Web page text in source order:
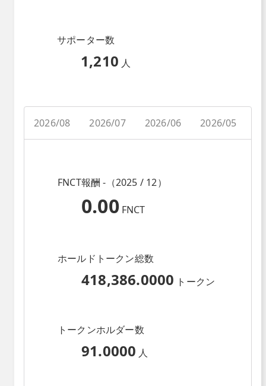
サポーター数
1,210 人
2026/08 2026/07 2026/06 2026/05
FNCT報酬 -（2025 / 12）
0.00 FNCT
ホールドトークン総数
418,386.0000 トークン
トークンホルダー数
91.0000 人